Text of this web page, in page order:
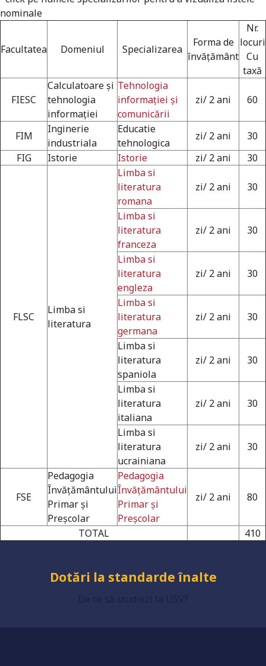
nominale
Facultatea Domeniul Specializarea
Forma de
învățământ
Nr.
locuri
Cu
taxă
FIESC
Calculatoare și
tehnologia
informației
Tehnologia
informației și
comunicării
zi/ 2 ani 60
FIM
Inginerie
industriala
Educatie
tehnologica
zi/ 2 ani
30
FIG
Istorie Istorie zi/ 2 ani 30
FLSC
Limba si
literatura
Limba si
literatura
romana
zi/ 2 ani 30
Limba si
literatura
franceza
zi/ 2 ani 30
Limba si
literatura
engleza
zi/ 2 ani 30
Limba si
literatura
germana
zi/ 2 ani 30
Limba si
literatura
spaniola
zi/ 2 ani 30
Limba si
literatura
italiana
zi/ 2 ani 30
Limba si
literatura
ucrainiana
zi/ 2 ani 30
FSE
Pedagogia
Învăţământului
Primar şi
Preşcolar
Pedagogia
Învăţământului
Primar şi
Preşcolar
zi/ 2 ani 80
TOTAL 410
Universitate acreditată
Grad de încredere ridicat
Dotări la standarde înalte